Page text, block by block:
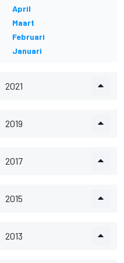
April
Maart
Februari
Januari
2021
2019
2017
2015
2013